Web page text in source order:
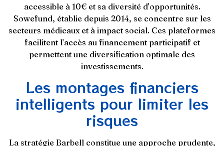
accessible à 10€ et sa diversité d'opportunités.
Sowefund, établie depuis 2014, se concentre sur les
secteurs médicaux et à impact social. Ces plateformes
facilitent l'accès au financement participatif et
permettent une diversification optimale des
investissements.
Les montages financiers
intelligents pour limiter les
risques
La stratégie Barbell constitue une approche prudente,